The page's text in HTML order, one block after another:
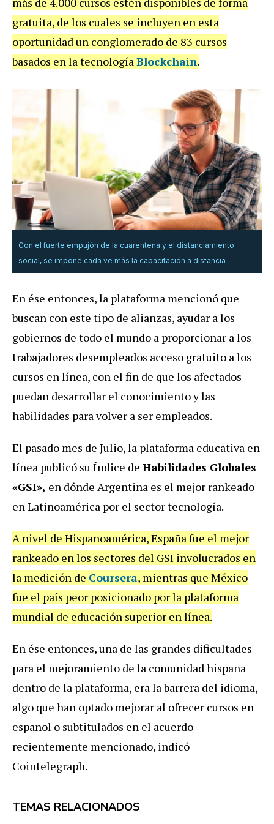
gratuita, de los cuales se incluyen en esta
oportunidad un conglomerado de 83 cursos
basados en la tecnologíaBlockchain.
Con el fuerte empujón de la cuarentena y el distanciamiento
social, se impone cada ve más la capacitación a distancia
En ése entonces, la plataforma mencionó que
buscan con este tipo de alianzas, ayudar a los
gobiernos de todo el mundo a proporcionar a los
trabajadores desempleados acceso gratuito a los
cursos en línea, con el fin de que los afectados
puedan desarrollar el conocimiento y las
habilidades para volver a ser empleados.
El pasado mes de Julio, la plataforma educativa en
línea publicó su Índice de Habilidades Globales
«GSI», en dónde Argentina es el mejor rankeado
en Latinoamérica por el sector tecnología.
A nivel de Hispanoamérica, España fue el mejor
rankeado en los sectores del GSI involucrados en
la medición de Coursera, mientras que México
fue el país peor posicionado por la plataforma
mundial de educación superior en línea.
En ése entonces, una de las grandes dificultades
para el mejoramiento de la comunidad hispana
dentro de la plataforma, era la barrera del idioma,
algo que han optado mejorar al ofrecer cursos en
español o subtitulados en el acuerdo
recientemente mencionado, indicó
Cointelegraph.
TEMAS RELACIONADOS